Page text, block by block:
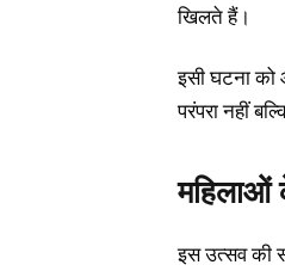
खिलते हैं।
इसी घटना को
परंपरा नहीं
महिलाओं
इस उत्सव की